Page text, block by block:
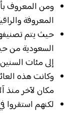
ومن المعروف
المعروفة
حيث يتم
السعودية من
إلى مئات
وكانت هذه
مكان لآخر منذ
لكنهم استقروا